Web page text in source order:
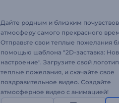
Дайте родным и близким
атмосферу самого прекрасного
Отправьте свои теплые пожелания
помощью шаблона "2D-заставка:
настроение". Загрузите свой
теплые пожелания, и скачайте свое
поздравительное видео. Создайте
атмосферное видео с анимацией!